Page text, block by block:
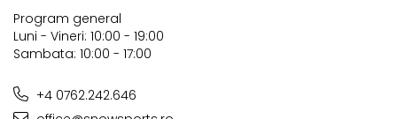
Program general
Luni - Vineri: 10:00 - 19:00
Sambata: 10:00 - 17:00
+4 0762.242.646